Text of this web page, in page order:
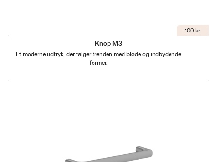
100 kr.
Knop M3
Et moderne udtryk, der følger trenden med bløde og indbydende
former.